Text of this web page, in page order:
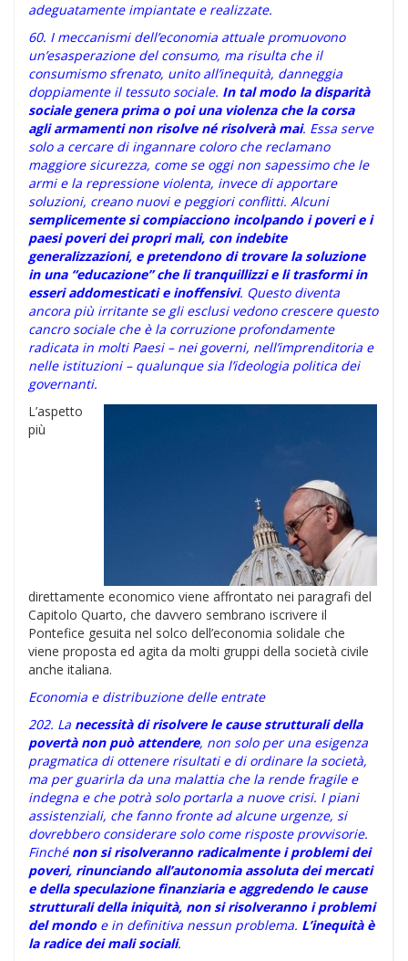
adeguatamente impiantate e realizzate.
60. I meccanismi dell’economia attuale promuovono
un’esasperazione del consumo, ma risulta che il
consumismo sfrenato, unito all’inequità, danneggia
doppiamente il tessuto sociale. In tal modo la disparità
sociale genera prima o poi una violenza che la corsa
agli armamenti non risolve né risolverà mai. Essa serve
solo a cercare di ingannare coloro che reclamano
maggiore sicurezza, come se oggi non sapessimo che le
armi e la repressione violenta, invece di apportare
soluzioni, creano nuovi e peggiori conflitti. Alcuni
semplicemente si compiacciono incolpando i poveri e i
paesi poveri dei propri mali, con indebite
generalizzazioni, e pretendono di trovare la soluzione
in una “educazione” che li tranquillizzi e li trasformi in
esseri addomesticati e inoffensivi. Questo diventa
ancora più irritante se gli esclusi vedono crescere questo
cancro sociale che è la corruzione profondamente
radicata in molti Paesi – nei governi, nell’imprenditoria e
nelle istituzioni – qualunque sia l’ideologia politica dei
governanti.
L’aspetto
più
direttamente economico viene affrontato nei paragrafi del
Capitolo Quarto, che davvero sembrano iscrivere il
Pontefice gesuita nel solco dell’economia solidale che
viene proposta ed agita da molti gruppi della società civile
anche italiana.
Economia e distribuzione delle entrate
202. La necessità di risolvere le cause strutturali della
povertà non può attendere, non solo per una esigenza
pragmatica di ottenere risultati e di ordinare la società,
ma per guarirla da una malattia che la rende fragile e
indegna e che potrà solo portarla a nuove crisi. I piani
assistenziali, che fanno fronte ad alcune urgenze, si
dovrebbero considerare solo come risposte provvisorie.
Finché non si risolveranno radicalmente i problemi dei
poveri, rinunciando all’autonomia assoluta dei mercati
e della speculazione finanziaria e aggredendo le cause
strutturali della iniquità, non si risolveranno i problemi
del mondoe in definitiva nessun problema. L’inequità è
la radice dei mali sociali.